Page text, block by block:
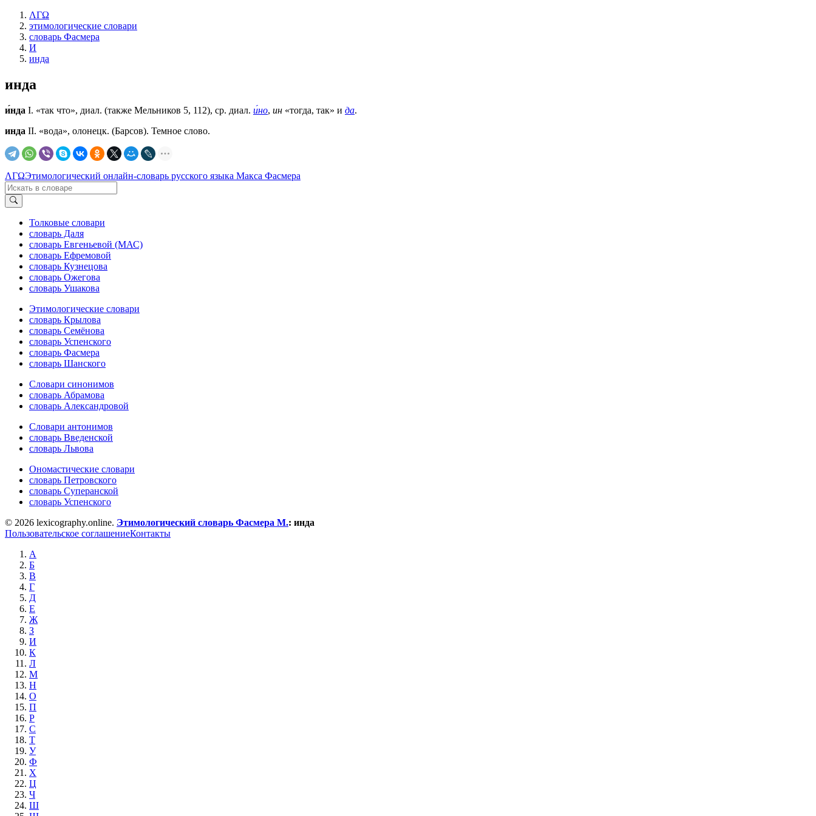
ΛΓΩ
этимологические словари
словарь Фасмера
И
инда
инда
и́нда I. «так что», диал. (также Мельников 5, 112), ср. диал. и́но, ин «тогда, так» и да.
инда II. «вода», олонецк. (Барсов). Темное слово.
ΛΓΩЭтимологический онлайн-словарь русского языка Макса Фасмера
Толковые словари
словарь Даля
словарь Евгеньевой (МАС)
словарь Ефремовой
словарь Кузнецова
словарь Ожегова
словарь Ушакова
Этимологические словари
словарь Крылова
словарь Семёнова
словарь Успенского
словарь Фасмера
словарь Шанского
Словари синонимов
словарь Абрамова
словарь Александровой
Словари антонимов
словарь Введенской
словарь Львова
Ономастические словари
словарь Петровского
словарь Суперанской
словарь Успенского
© 2026 lexicography.online. Этимологический словарь Фасмера М.: инда
Пользовательское соглашениеКонтакты
А
Б
В
Г
Д
Е
Ж
З
И
К
Л
М
Н
О
П
Р
С
Т
У
Ф
Х
Ц
Ч
Ш